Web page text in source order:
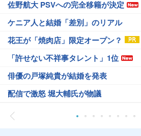
佐野航大 PSVへの完全移籍が決定
ケニア人と結婚「差別」のリアル
花王が「焼肉店」限定オープン？
「許せない不祥事タレント」1位
俳優の戸塚純貴が結婚を発表
配信で激怒 堀大輔氏が物議